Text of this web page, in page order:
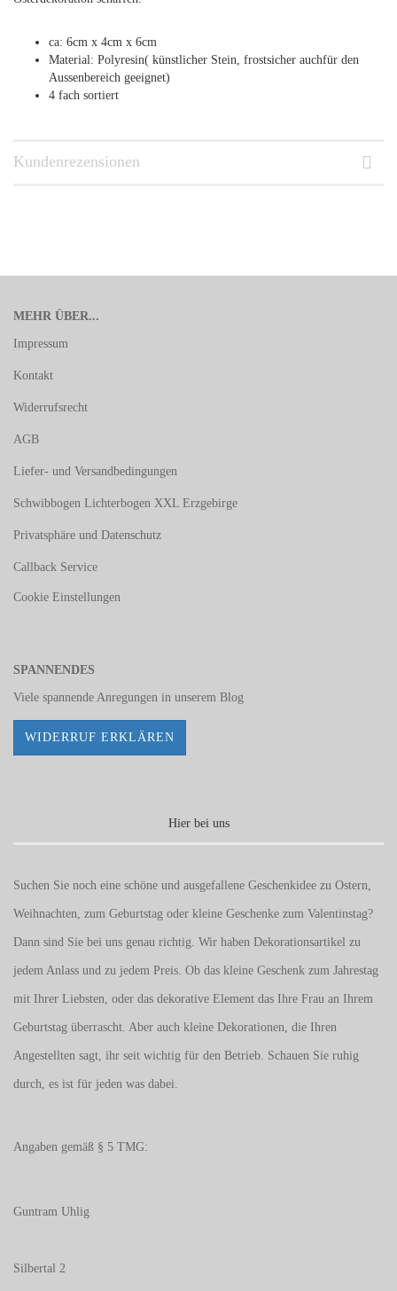
ca: 6cm x 4cm x 6cm
Material: Polyresin( künstlicher Stein, frostsicher auchfür den
Aussenbereich geeignet)
4 fach sortiert
Kundenrezensionen
MEHR ÜBER...
Impressum
Kontakt
Widerrufsrecht
AGB
Liefer- und Versandbedingungen
Schwibbogen Lichterbogen XXL Erzgebirge
Privatsphäre und Datenschutz
Callback Service
Cookie Einstellungen
SPANNENDES
Viele spannende Anregungen in unserem Blog
WIDERRUF ERKLÄREN
Hier bei uns
Suchen Sie noch eine schöne und ausgefallene Geschenkidee zu Ostern,
Weihnachten, zum Geburtstag oder kleine Geschenke zum Valentinstag?
Dann sind Sie bei uns genau richtig. Wir haben Dekorationsartikel zu
jedem Anlass und zu jedem Preis. Ob das kleine Geschenk zum Jahrestag
mit Ihrer Liebsten, oder das dekorative Element das Ihre Frau an Ihrem
Geburtstag überrascht. Aber auch kleine Dekorationen, die Ihren
Angestellten sagt, ihr seit wichtig für den Betrieb. Schauen Sie ruhig
durch, es ist für jeden was dabei.
Angaben gemäß § 5 TMG:
Guntram Uhlig
Silbertal 2